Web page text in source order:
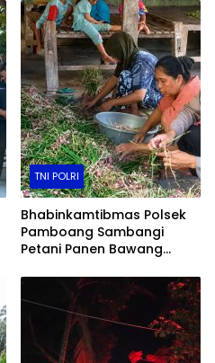
TNI POLRI
Bhabinkamtibmas Polsek
Pamboang Sambangi
Petani Panen Bawang
Dukungan Ketahanan
Pangan